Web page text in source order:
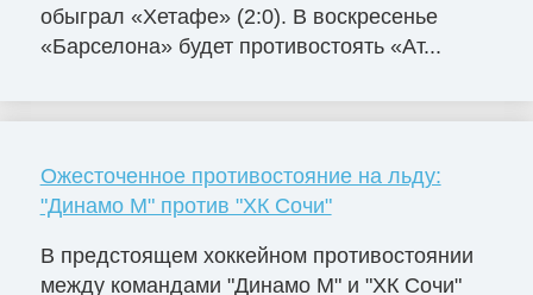
обыграл «Хетафе» (2:0). В воскресенье
«Барселона» будет противостоять «Ат...
Ожесточенное противостояние на льду:
"Динамо М" против "ХК Сочи"
В предстоящем хоккейном противостоянии
между командами "Динамо М" и "ХК Сочи"